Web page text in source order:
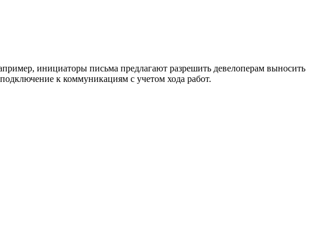
инициаторы письма предлагают разрешить девелоперам выносить
к коммуникациям с учетом хода работ.